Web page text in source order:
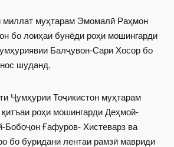
миллат муҳтарам Эмомалӣ Раҳмон
бо лоиҳаи бунёди роҳи мошингарди
Балҷувон-Сари Хосор бо
шуданд.
Ҷумҳурии Тоҷикистон муҳтарам
роҳи мошингарди Деҳмой-
Бобоҷон Ғафуров- Хистеварз ва
бо буридани лентаи рамзӣ мавриди